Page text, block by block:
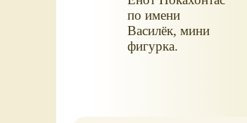
по имени
Василёк, мини
фигурка.